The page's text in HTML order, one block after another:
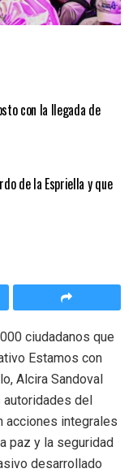
con la llegada de
de la Espriella y que
ciudadanos que
Estamos con
Alcira Sandoval
del
acciones integrales
paz y la seguridad
desarrollado